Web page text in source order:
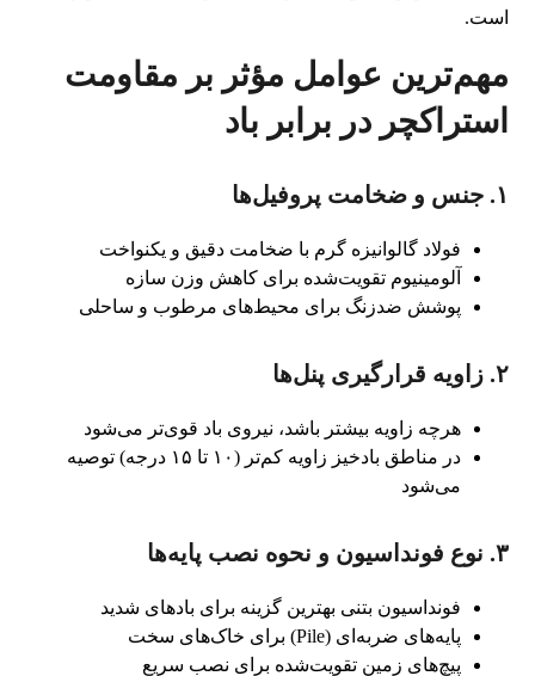
است.
مهم‌ترین عوامل مؤثر بر مقاومت
استراکچر در برابر باد
۱. جنس و ضخامت پروفیل‌ها
فولاد گالوانیزه گرم با ضخامت دقیق و یکنواخت
آلومینیوم تقویت‌شده برای کاهش وزن سازه
پوشش ضدزنگ برای محیط‌های مرطوب و ساحلی
۲. زاویه قرارگیری پنل‌ها
هرچه زاویه بیشتر باشد، نیروی باد قوی‌تر می‌شود
در مناطق بادخیز زاویه کم‌تر (۱۰ تا ۱۵ درجه) توصیه
می‌شود
۳. نوع فونداسیون و نحوه نصب پایه‌ها
فونداسیون بتنی بهترین گزینه برای بادهای شدید
پایه‌های ضربه‌ای (Pile) برای خاک‌های سخت
پیچ‌های زمین تقویت‌شده برای نصب سریع